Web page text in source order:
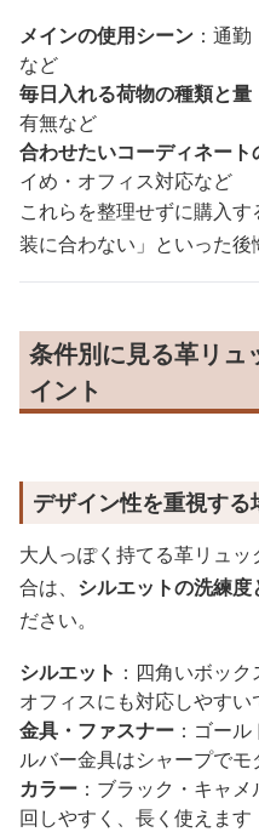
メインの使用シーン ：通
など
毎日入れる荷物の種類と量
有無など
合わせたいコーディネート
イめ・オフィス対応など
これらを整理せずに購入
装に合わない」といった後
条件別に見る革リュ
イント
デザイン性を重視する
大人っぽく持てる革リュ
合は、 シルエットの洗練
ださい。
シルエット ：四角いボッ
オフィスにも対応しやすい
金具・ファスナー ：ゴー
ルバー金具はシャープで
カラー ：ブラック・キャ
回しやすく、長く使えます